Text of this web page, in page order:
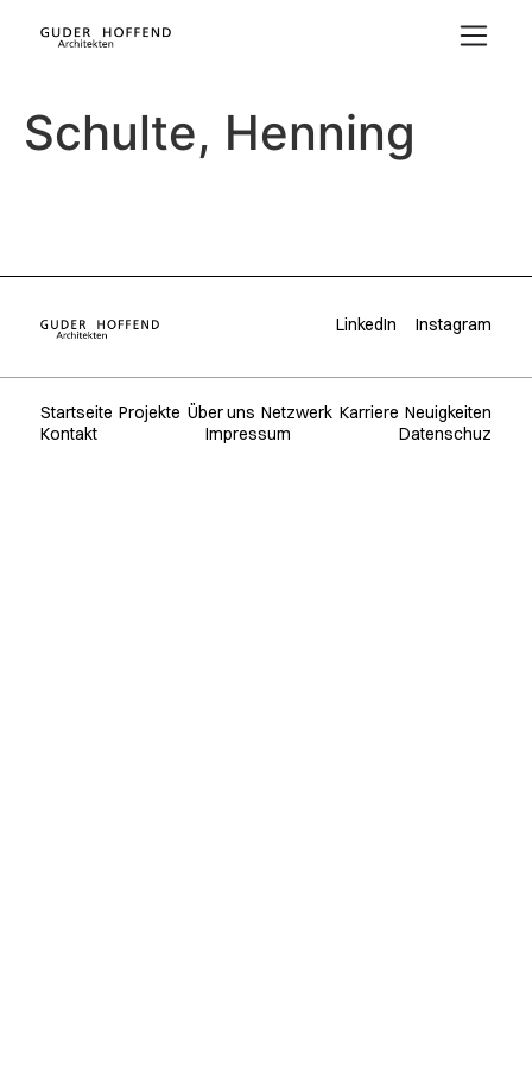
Schulte, Henning
LinkedIn Instagram
Startseite Projekte Über uns Netzwerk Karriere Neuigkeiten
Kontakt
Impressum Datenschuz